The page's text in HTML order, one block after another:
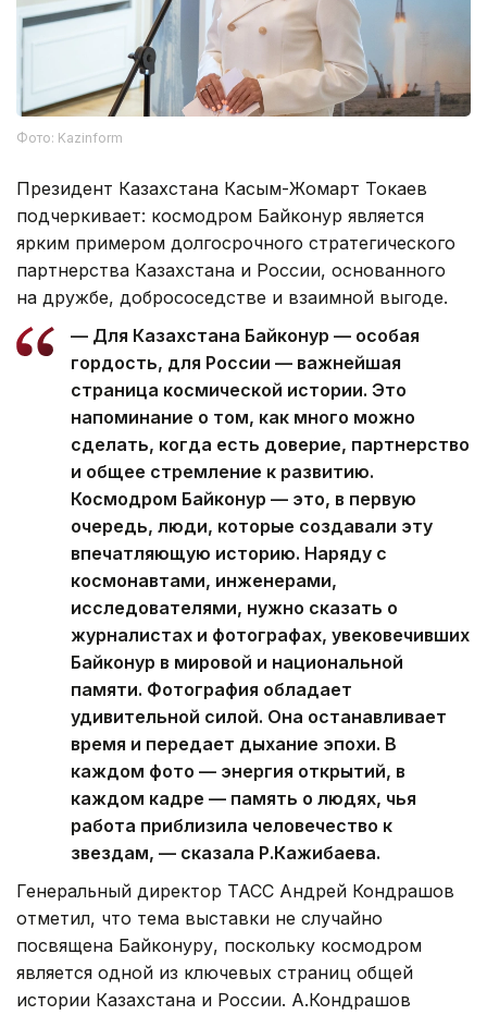
Фото: Kazinform
Президент Казахстана Касым-Жомарт Токаев
подчеркивает: космодром Байконур является
ярким примером долгосрочного стратегического
партнерства Казахстана и России, основанного
на дружбе, добрососедстве и взаимной выгоде.
— Для Казахстана Байконур — особая
гордость, для России — важнейшая
страница космической истории. Это
напоминание о том, как много можно
сделать, когда есть доверие, партнерство
и общее стремление к развитию.
Космодром Байконур — это, в первую
очередь, люди, которые создавали эту
впечатляющую историю. Наряду с
космонавтами, инженерами,
исследователями, нужно сказать о
журналистах и фотографах, увековечивших
Байконур в мировой и национальной
памяти. Фотография обладает
удивительной силой. Она останавливает
время и передает дыхание эпохи. В
каждом фото — энергия открытий, в
каждом кадре — память о людях, чья
работа приблизила человечество к
звездам, — сказала Р.Кажибаева.
Генеральный директор ТАСС Андрей Кондрашов
отметил, что тема выставки не случайно
посвящена Байконуру, поскольку космодром
является одной из ключевых страниц общей
истории Казахстана и России. А.Кондрашов